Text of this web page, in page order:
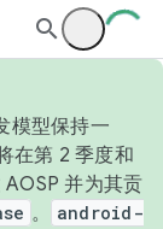
模型保持一
在第 2 季度和
并为其贡
。
android-